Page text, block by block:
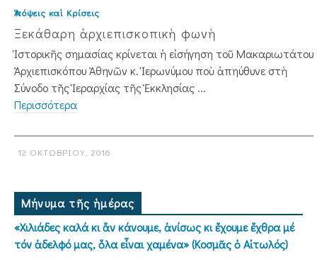
Ἀπόψεις καὶ Κρίσεις
Ξεκάθαρη ἀρχιεπισκοπικὴ φωνὴ
Ἱστορικῆς σημασίας κρίνεται ἡ εἰσήγηση τοῦ Μακαριωτάτου
Ἀρχιεπισκόπου Ἀ­θηνῶν κ. Ἱερωνύμου ποὺ ἀπηύθυνε στὴ
Σύνοδο τῆς Ἱεραρχίας τῆς Ἐκκλησίας ...
Περισσότερα
12 ΟΚΤΩΒΡΊΟΥ, 2016
Μήνυμα τῆς ἡμέρας
«Χιλιάδες καλά κι ἄν κάνουμε, ἀνίσως κι ἔχουμε ἔχθρα μέ
τόν ἀδελφό μας, ὅλα εἶναι χαμένα» (Κοσμᾶς ὁ Αἰτωλός)